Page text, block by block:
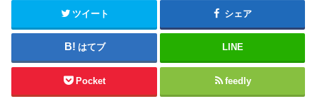
ツイート シェア
はてブ LINE
Pocket feedly